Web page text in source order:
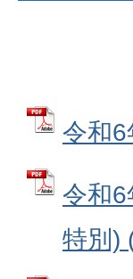
令和
令和6
特別)